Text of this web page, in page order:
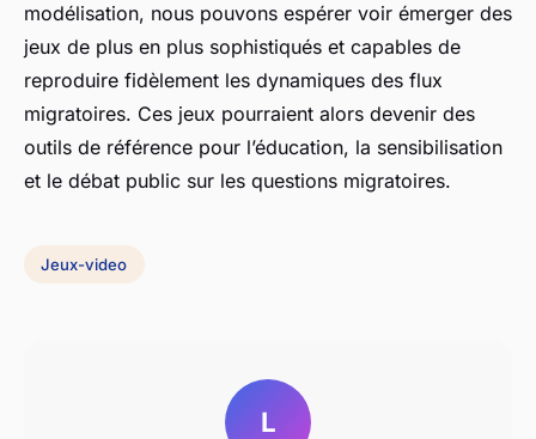
modélisation, nous pouvons espérer voir émerger des
jeux de plus en plus sophistiqués et capables de
reproduire fidèlement les dynamiques des flux
migratoires. Ces jeux pourraient alors devenir des
outils de référence pour l’éducation, la sensibilisation
et le débat public sur les questions migratoires.
Jeux-video
L